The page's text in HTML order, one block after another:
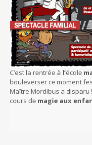
C’est la rentrée à l’école
bouleverser ce moment
Maître Mordibus a disparu
cours de magie aux